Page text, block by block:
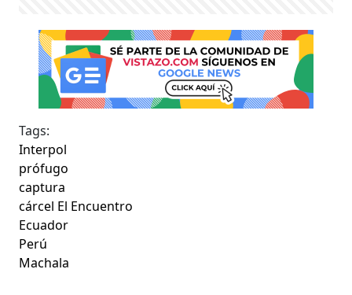
Tags:
Interpol
prófugo
captura
cárcel El Encuentro
Ecuador
Perú
Machala